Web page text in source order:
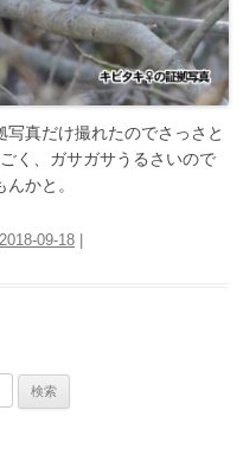
真だけ撮れたのでさっさと
く、ガサガサうるさいので
かと。
2018-09-18 |